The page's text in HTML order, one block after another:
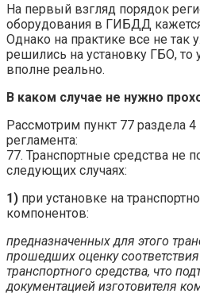
На первый взгляд порядок
оборудования в ГИБДД
Однако на практике все не
решились на установку ГБО, то
вполне реально.
В каком случае не нужно
Рассмотрим пункт 77 раздела 4
регламента:
77. Транспортные средства не
следующих случаях:
1) при установке на
компонентов:
предназначенных для этого
прошедших оценку
транспортного средства, что
документацией изготовителя